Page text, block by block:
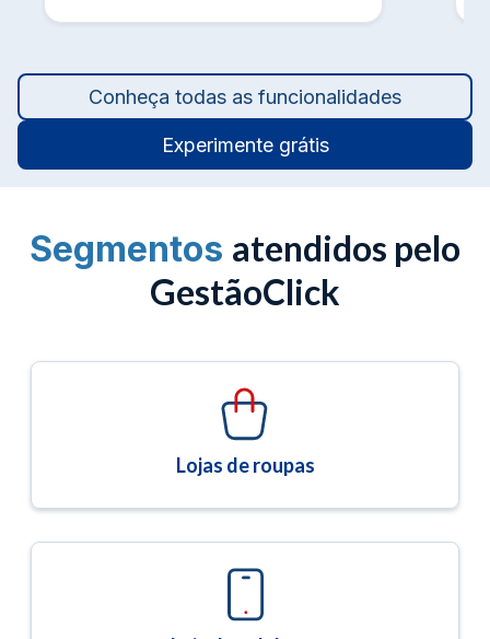
Conheça todas as funcionalidades
Experimente grátis
Segmentos atendidos pelo
GestãoClick
Lojas de roupas